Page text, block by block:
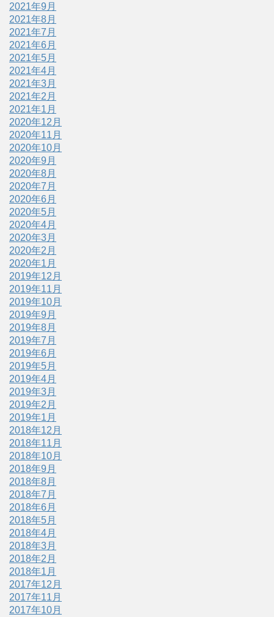
2021年9月
2021年8月
2021年7月
2021年6月
2021年5月
2021年4月
2021年3月
2021年2月
2021年1月
2020年12月
2020年11月
2020年10月
2020年9月
2020年8月
2020年7月
2020年6月
2020年5月
2020年4月
2020年3月
2020年2月
2020年1月
2019年12月
2019年11月
2019年10月
2019年9月
2019年8月
2019年7月
2019年6月
2019年5月
2019年4月
2019年3月
2019年2月
2019年1月
2018年12月
2018年11月
2018年10月
2018年9月
2018年8月
2018年7月
2018年6月
2018年5月
2018年4月
2018年3月
2018年2月
2018年1月
2017年12月
2017年11月
2017年10月